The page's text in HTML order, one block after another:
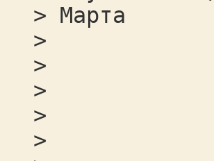
> Марта
>
>
>
>
>